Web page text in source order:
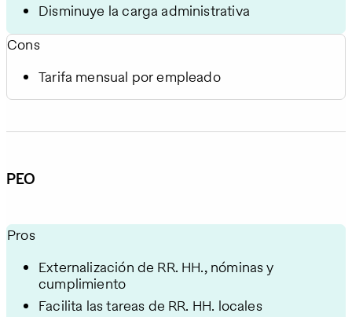
Disminuye la carga administrativa
Cons
Tarifa mensual por empleado
PEO
Pros
Externalización de RR. HH., nóminas y
cumplimiento
Facilita las tareas de RR. HH. locales